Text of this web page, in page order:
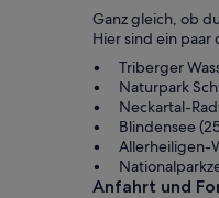
Ganz gleich, ob
Hier sind ein
Triberger
Naturpark
Neckartal-
Blindensee
Allerheiligen-
Anfahrt und